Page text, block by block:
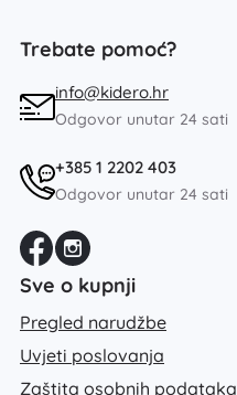
Trebate pomoć?
info@kidero.hr
Odgovor unutar 24 sati
+385 1 2202 403
Odgovor unutar 24 sati
Sve o kupnji
Pregled narudžbe
Uvjeti poslovanja
Zaštita osobnih podataka